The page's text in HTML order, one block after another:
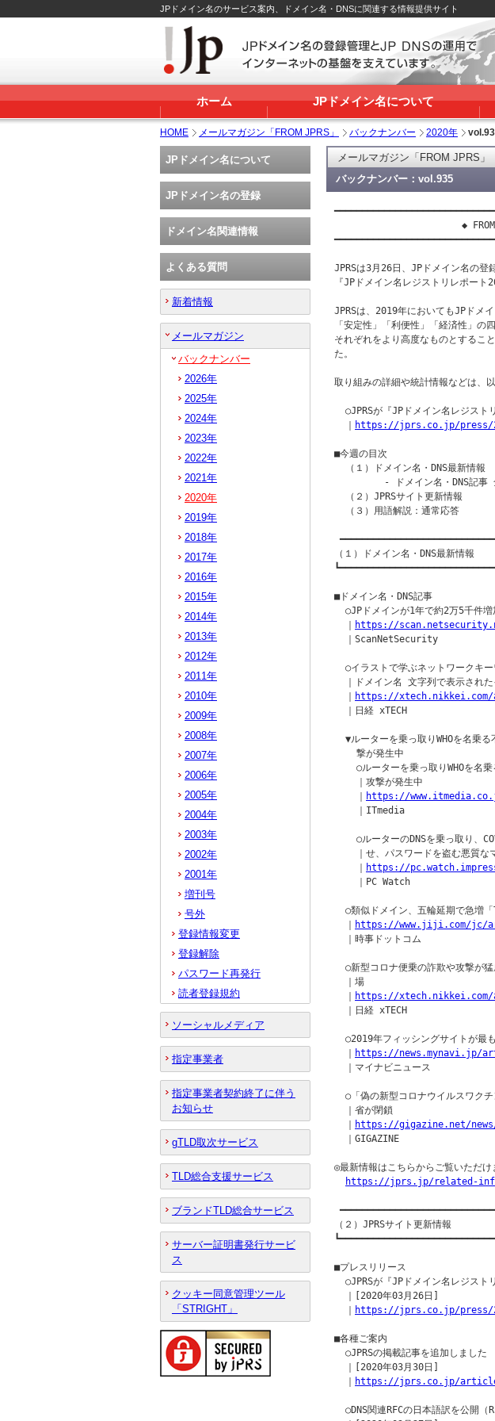
JPドメイン名のサービス案内、ドメイン名・DNSに関連する情報提供サイト
ホーム JPドメイン名について
HOME メールマガジン「FROM JPRS」 バックナンバー 2020年
メールマガジン「FROM JPRS」
バックナンバー：vol.935
◆
JPRSは3月26日、JPドメイン名の登
『JPドメイン名レジストリレポート
JPRSは、2019年においてもJPドメ
「安定性」「利便性」「経済性」の
それぞれをより高度なものとするこ
た。
取り組みの詳細や統計情報などは、
○JPRSが『JPドメイン名レジスト
https://jprs.co.jp/press/
■今週の目次
  （１）ドメイン名・DNS最新情報
- ドメイン名・DNS記事
  （２）JPRSサイト更新情報
  （３）用語解説：通常応答
（１）ドメイン名・DNS最新情報
■ドメイン名・DNS記事
○JPドメインが1年で約2万5千件増
https://
  ｜ScanNetSecurity
○イラストで学ぶネットワークキー
｜ドメイン名 文字列で表示され
https://xtech.nikkei.com/
  ｜日経 xTECH
▼ルーターを乗っ取りWHOを名乗る
    撃が発生中
○ルーターを乗っ取りWHOを名乗
    ｜攻撃が発生中
https://
    ｜ITmedia
○ルーターのDNSを乗っ取り、
｜せ、パスワードを盗む悪質な
https://
    ｜PC Watch
○類似ドメイン、五輪延期で急増
https://www.jiji.com/jc/
  ｜時事ドットコム
○新型コロナ便乗の詐欺や攻撃が
  ｜場
https://xtech.nikkei.com/
  ｜日経 xTECH
○2019年フィッシングサイトが最
https://news.mynavi.jp/
  ｜マイナビニュース
○「偽の新型コロナウイルスワク
  ｜省が閉鎖
https://gigazine.net/
  ｜GIGAZINE
◎最新情報はこちらからご覧いただけ
https://jprs.jp/related-
（２）JPRSサイト更新情報
■プレスリリース
○JPRSが『JPドメイン名レジスト
  ｜[2020年03月26日]
https://jprs.co.jp/press/
■各種ご案内
  ○JPRSの掲載記事を追加しました
  ｜[2020年03月30日]
https://jprs.co.jp/
○DNS関連RFCの日本語訳を公開
JPドメイン名について
JPドメイン名の登録
ドメイン名関連情報
よくある質問
新着情報
メールマガジン
バックナンバー
2026年
2025年
2024年
2023年
2022年
2021年
2020年
2019年
2018年
2017年
2016年
2015年
2014年
2013年
2012年
2011年
2010年
2009年
2008年
2007年
2006年
2005年
2004年
2003年
2002年
2001年
増刊号
号外
登録情報変更
登録解除
パスワード再発行
読者登録規約
ソーシャルメディア
指定事業者
指定事業者契約終了に伴う
お知らせ
gTLD取次サービス
TLD総合支援サービス
ブランドTLD総合サービス
サーバー証明書発行サービ
ス
クッキー同意管理ツール
「STRIGHT」